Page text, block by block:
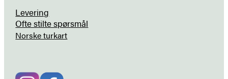
Levering
Ofte stilte spørsmål
Norske turkart